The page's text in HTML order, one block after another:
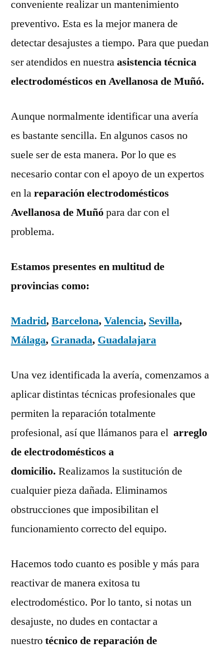
conveniente realizar un mantenimiento
preventivo. Esta es la mejor manera de
detectar desajustes a tiempo. Para que puedan
ser atendidos en nuestraasistencia técnica
electrodomésticos en Avellanosa de Muñó.
Aunque normalmente identificar una avería
es bastante sencilla. En algunos casos no
suele ser de esta manera. Por lo que es
necesario contar con el apoyo de un expertos
en lareparación electrodomésticos
Avellanosa de Muñópara dar con el
problema.
Estamos presentes en multitud de
provincias como:
Madrid, Barcelona, Valencia, Sevilla,
Málaga, Granada, Guadalajara
Una vez identificada la avería, comenzamos a
aplicar distintas técnicas profesionales que
permiten la reparación totalmente
profesional, así que llámanos para el arreglo
de electrodomésticos a
domicilio. Realizamos la sustitución de
cualquier pieza dañada. Eliminamos
obstrucciones que imposibilitan el
funcionamiento correcto del equipo.
Hacemos todo cuanto es posible y más para
reactivar de manera exitosa tu
electrodoméstico. Por lo tanto, si notas un
desajuste, no dudes en contactar a
nuestrotécnico de reparación de